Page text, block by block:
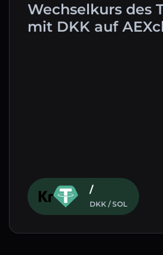
Wechselkurs des
mit DKK auf
/
DKK / SOL